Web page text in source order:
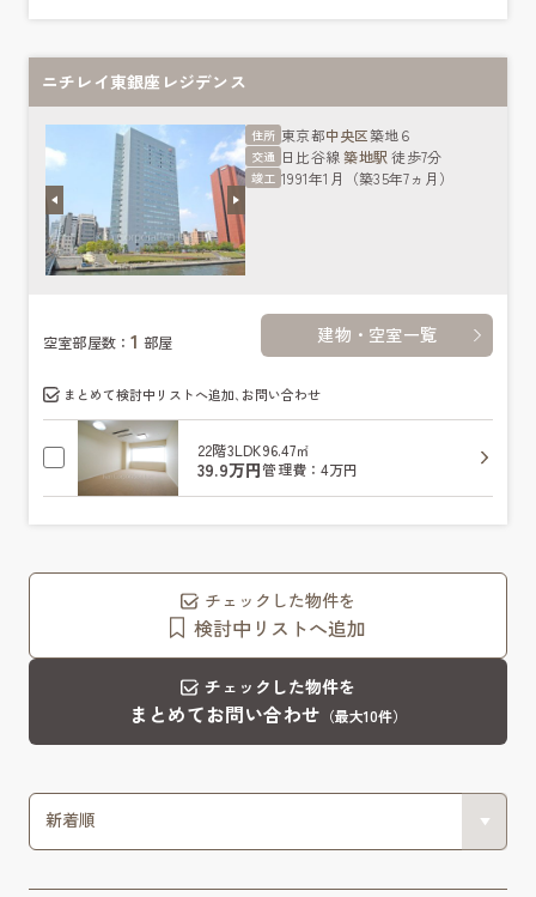
ニチレイ東銀座レジデンス
住所 東京都中央区築地６
交通 日比谷線築地駅 徒歩7分
竣工 1991年1月（築35年7ヵ月）
空室部屋数：1 部屋 建物・空室一覧
まとめて検討中リストへ追加､お問い合わせ
22階3LDK96.47㎡
39.9万円管理費：4万円
チェックした物件を
検討中リストへ追加
チェックした物件を
まとめてお問い合わせ （最大10件）